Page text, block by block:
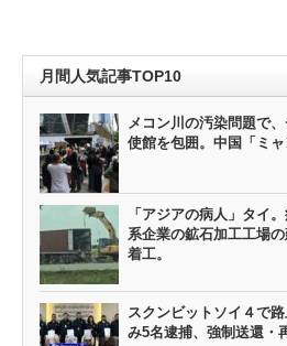
月間人気記事TOP10
メコン川の汚染問題で
使館を包囲。中国「ミャ
「アジアの病人」タイ
系企業の鉱石加工工場
着工。
スクンビットソイ４で
み5名逮捕、強制送還・